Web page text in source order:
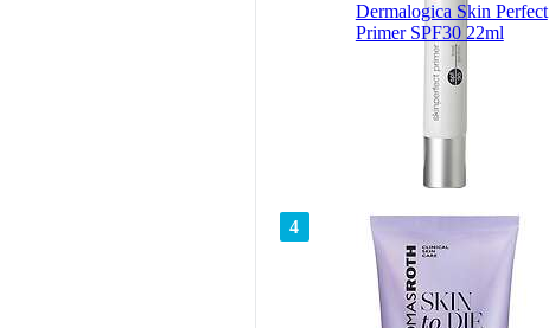
Dermalogica Skin Perfect
Primer SPF30 22ml
4